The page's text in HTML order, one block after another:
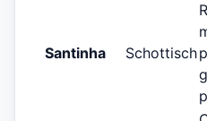
Santinha Schottisch